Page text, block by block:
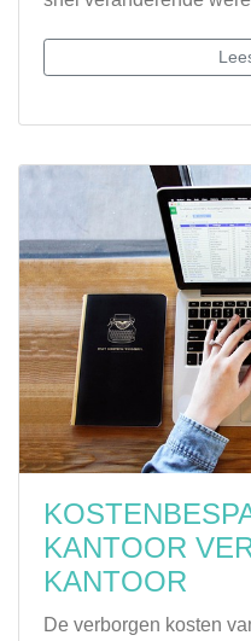
KANTOOR
KANTOOR
De verborgen kosten